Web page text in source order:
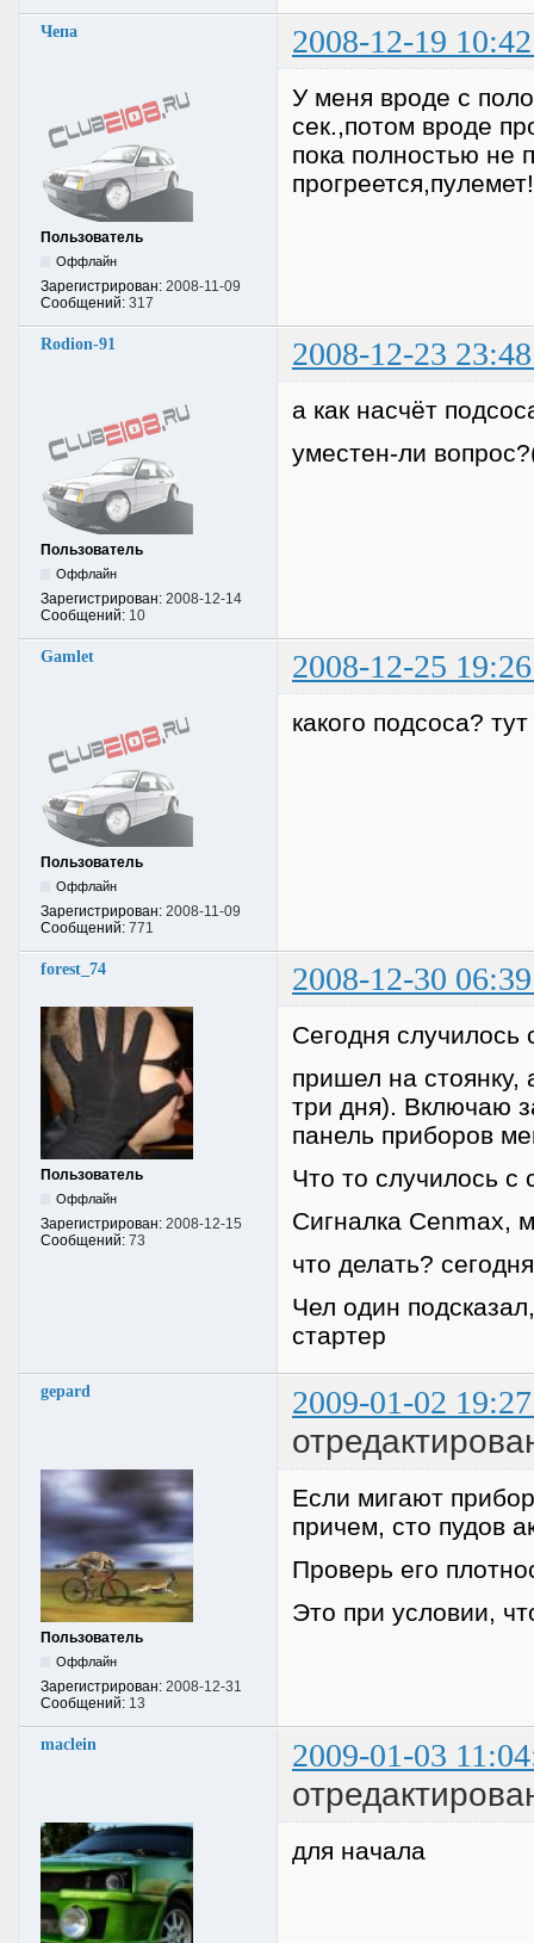
Чепа 2008-12-19
Пользователь
Оффлайн
Зарегистрирован: 2008-11-09
Сообщений: 317
У меня вроде с
сек.,потом вроде
пока полностью не
прогреется,пулемет!
Rodion-91 2008-12-23
Пользователь
Оффлайн
Зарегистрирован: 2008-12-14
Сообщений: 10
а как насчёт
уместен-ли
Gamlet 2008-12-25
Пользователь
Оффлайн
Зарегистрирован: 2008-11-09
Сообщений: 771
какого подсоса?
forest_74 2008-12-30
Пользователь
Оффлайн
Зарегистрирован: 2008-12-15
Сообщений: 73
Сегодня
пришел на стоянку,
три дня). Включаю
панель приборов
Что то случилось с
Сигналка Cenmax,
что делать?
Чел один
стартер
gepard 2009-01-02
Пользователь
Оффлайн
Зарегистрирован: 2008-12-31
Сообщений: 13
Если мигают
причем, сто пудов
Проверь его
Это при условии,
maclein 2009-01-03
для начала